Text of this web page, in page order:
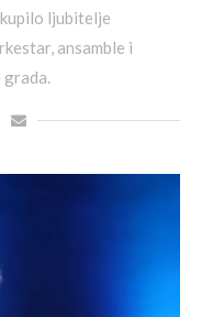
ljubitelje
ansamble i
grada.